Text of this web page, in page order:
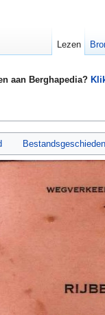
aan Berghapedia?
Lezen